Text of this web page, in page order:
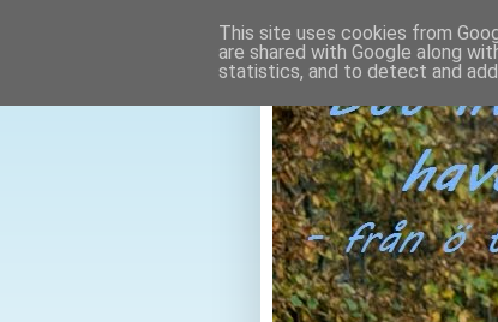
This site uses cookies from
are shared with Google along
statistics, and to detect and